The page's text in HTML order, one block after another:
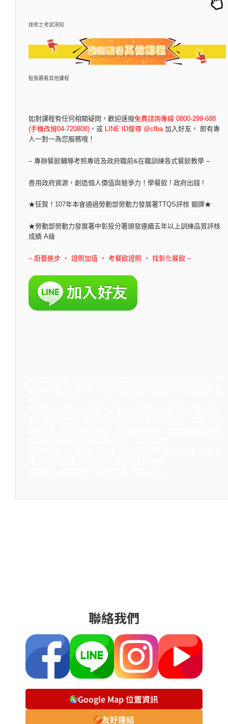
技術士考試須知
點我觀看其他課程
如對課程有任何相關疑問， 歡迎速撥免費諮詢專線 0800-299-688
(手機改撥04-720808) ， 或 LINE ID搜尋 @cfba加入好友， 即有專
人一對一為您服務哦！
– 專辦餐飲輔導考照專班及政府職前&在職訓練各式餐飲教學 –
善用政府資源，創造個人價值與競爭力！學餐飲 ! 政府出錢 !
★狂賀！107年本會通過勞動部勞動力發展署TTQS評核 銀牌★
★勞動部勞動力發展署中彰投分署頒發連續五年以上訓練品質評核
成績 A級
– 廚藝進步 ‧ 證照加值 ‧ 考餐飲證照 ‧ 找彰化餐飲 –
聯絡我們
Google Map 位置資訊
友好連結